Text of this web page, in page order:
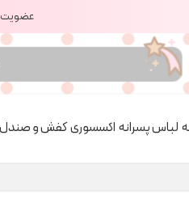
عضویت
لباس پسرانه اکسسوریکفش و صندل